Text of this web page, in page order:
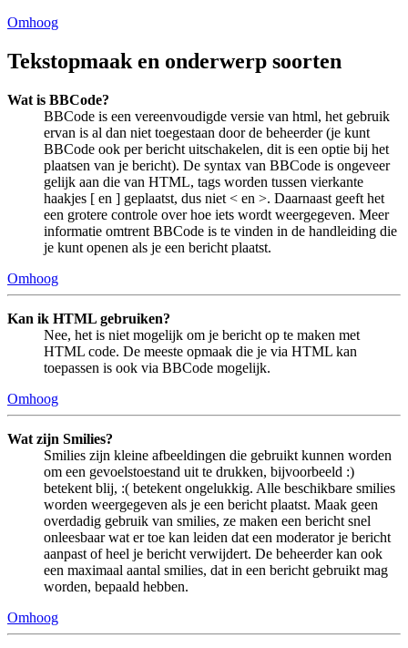
Omhoog
Tekstopmaak en onderwerp soorten
Wat is BBCode?
BBCode is een vereenvoudigde versie van html, het gebruik
ervan is al dan niet toegestaan door de beheerder (je kunt
BBCode ook per bericht uitschakelen, dit is een optie bij het
plaatsen van je bericht). De syntax van BBCode is ongeveer
gelijk aan die van HTML, tags worden tussen vierkante
haakjes [ en ] geplaatst, dus niet < en >. Daarnaast geeft het
een grotere controle over hoe iets wordt weergegeven. Meer
informatie omtrent BBCode is te vinden in de handleiding die
je kunt openen als je een bericht plaatst.
Omhoog
Kan ik HTML gebruiken?
Nee, het is niet mogelijk om je bericht op te maken met
HTML code. De meeste opmaak die je via HTML kan
toepassen is ook via BBCode mogelijk.
Omhoog
Wat zijn Smilies?
Smilies zijn kleine afbeeldingen die gebruikt kunnen worden
om een gevoelstoestand uit te drukken, bijvoorbeeld :)
betekent blij, :( betekent ongelukkig. Alle beschikbare smilies
worden weergegeven als je een bericht plaatst. Maak geen
overdadig gebruik van smilies, ze maken een bericht snel
onleesbaar wat er toe kan leiden dat een moderator je bericht
aanpast of heel je bericht verwijdert. De beheerder kan ook
een maximaal aantal smilies, dat in een bericht gebruikt mag
worden, bepaald hebben.
Omhoog